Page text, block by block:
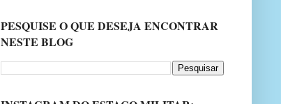
PESQUISE O QUE DESEJA ENCONTRAR
NESTE BLOG